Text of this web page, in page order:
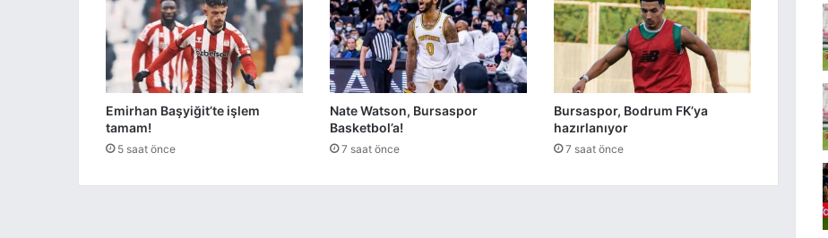
Emirhan Başyiğit’te işlem
tamam!
5 saat önce
Nate Watson, Bursaspor
Basketbol’a!
7 saat önce
Bursaspor, Bodrum FK’ya
hazırlanıyor
7 saat önce